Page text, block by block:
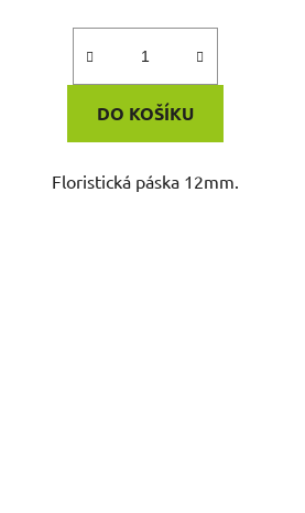
DO KOŠÍKU
Floristická páska 12mm.